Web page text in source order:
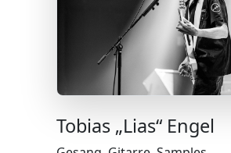
Tobias „Lias“ Engel